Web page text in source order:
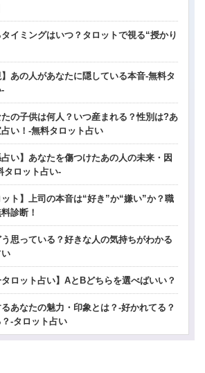
イミングはいつ？タロットで視る“授かり
】あの人があなたに隠している本音-無料タ
の子供は何人？いつ産まれる？性別は?あ
い！-無料タロット占い
占い】あなたを傷つけたあの人の未来・因
タロット占い-
ット】上司の本音は“好き”か“嫌い”か？職
診断！
思っている？好きな人の気持ちがわかる
タロット占い】AとBどちらを選べばいい？
あなたの魅力・印象とは？-好かれてる？
-タロット占い